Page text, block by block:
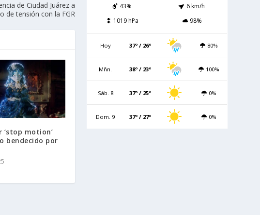
de Ciudad Juárez a
de tensión con la FGR
‘stop motion’
bendecido por
43%
6 km/h
1019 hPa
98%
Hoy 37º / 26º 80%
Mñn. 38º / 23º 100%
Sáb. 8 37º / 25º 0%
Dom. 9 37º / 27º 0%